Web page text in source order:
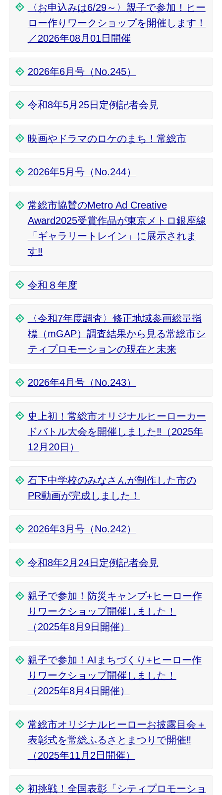
〈お申込みは6/29～〉親子で参加！ヒー
ロー作りワークショップを開催します！
／2026年08月01日開催
2026年6月号（No.245）
令和8年5月25日定例記者会見
映画やドラマのロケのまち！常総市
2026年5月号（No.244）
常総市協賛のMetro Ad Creative
Award2025受賞作品が東京メトロ銀座線
「ギャラリートレイン」に展示されま
す‼
令和８年度
〈令和7年度調査〉修正地域参画総量指
標（mGAP）調査結果から見る常総市シ
ティプロモーションの現在と未来
2026年4月号（No.243）
史上初！常総市オリジナルヒーローカー
ドバトル大会を開催しました‼（2025年
12月20日）
石下中学校のみなさんが制作した市の
PR動画が完成しました！
2026年3月号（No.242）
令和8年2月24日定例記者会見
親子で参加！防災キャンプ+ヒーロー作
りワークショップ開催しました！
（2025年8月9日開催）
親子で参加！AIまちづくり+ヒーロー作
りワークショップ開催しました！
（2025年8月4日開催）
常総市オリジナルヒーローお披露目会＋
表彰式を常総ふるさとまつりで開催‼
（2025年11月2日開催）
初挑戦！全国表彰「シティプロモーショ